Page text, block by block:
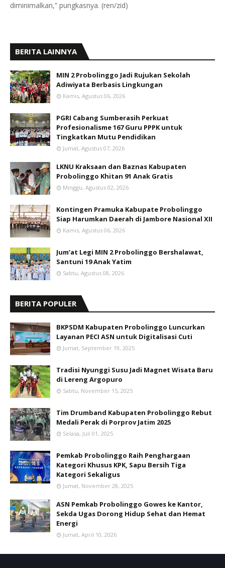
diminimalkan,” pungkasnya. (ren/zid)
BERITA LAINNYA
MIN 2 Probolinggo Jadi Rujukan Sekolah
Adiwiyata Berbasis Lingkungan
Kamis, Agustus 06, 2026
PGRI Cabang Sumberasih Perkuat
Profesionalisme 167 Guru PPPK untuk
Tingkatkan Mutu Pendidikan
Jumat, Agustus 07, 2026
LKNU Kraksaan dan Baznas Kabupaten
Probolinggo Khitan 91 Anak Gratis
Minggu, Agustus 02, 2026
Kontingen Pramuka Kabupate Probolinggo
Siap Harumkan Daerah di Jambore Nasional XII
Kamis, Agustus 06, 2026
Jum’at Legi MIN 2 Probolinggo Bershalawat,
Santuni 19 Anak Yatim
Sabtu, Agustus 08, 2026
BERITA POPULER
BKPSDM Kabupaten Probolinggo Luncurkan
Layanan PECI ASN untuk Digitalisasi Cuti
Jumat, September 19, 2025
Tradisi Nyunggi Susu Jadi Magnet Wisata Baru
di Lereng Argopuro
Sabtu, November 15, 2025
Tim Drumband Kabupaten Probolinggo Rebut
Medali Perak di Porprov Jatim 2025
Selasa, Juli 01, 2025
Pemkab Probolinggo Raih Penghargaan
Kategori Khusus KPK, Sapu Bersih Tiga
Kategori Sekaligus
Jumat, November 28, 2025
ASN Pemkab Probolinggo Gowes ke Kantor,
Sekda Ugas Dorong Hidup Sehat dan Hemat
Energi
Jumat, April 10, 2026